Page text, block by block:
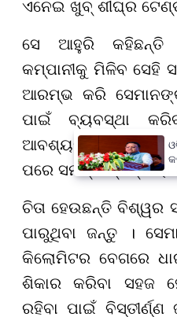
ଏନେଇ ଖୁବ୍ ଶୀଘ୍ର
ସେ ଆହୁରି କହିଛନ୍ତି
କମ୍ପାନୀକୁ ମିଳିବ ସେହି
ଆରମ୍ଭ କରି
ପାଇଁ ବ୍ୟବସ୍ଥା
ଆବଶ୍ୟକତା ରହିଛି ।
ପରେ ସମସ୍ତ ପ୍ରକ୍ରିୟା
ଚିତା ହେଉଛନ୍ତି ବିଶ୍ୱର
ପାରୁଥିବା ଜନ୍ତୁ ।
କିଲୋମିଟର ବେଗରେ
ଶିକାର କରିବା ସହଜ
ରହିବା ପାଇଁ